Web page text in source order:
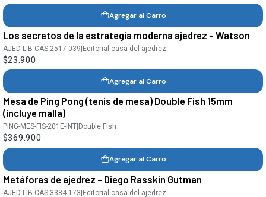
Agregar al Carro
Los secretos de la estrategia moderna ajedrez - Watson
AJED-LIB-CAS-2517-039|Editorial casa del ajedrez
$23.900
Agregar al Carro
Mesa de Ping Pong (tenis de mesa) Double Fish 15mm
(incluye malla)
PING-MES-FIS-201E-INT Double Fish
$369.900
Agregar al Carro
Metáforas de ajedrez - Diego Rasskin Gutman
AJED-LIB-CAS-3384-173|Editorial casa del ajedrez